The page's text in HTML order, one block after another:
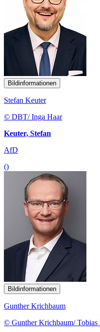
Bildinformationen
Stefan Keuter
© DBT/ Inga Haar
Keuter, Stefan
AfD
()
Bildinformationen
Gunther Krichbaum
© Gunther Krichbaum/ Tobias